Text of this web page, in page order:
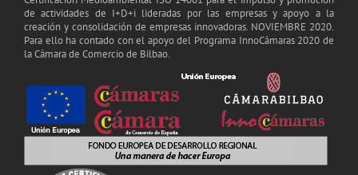
de actividades de I+D+i lideradas por las empresas y apoyo a la
creación y consolidación de empresas innovadoras. NOVIEMBRE 2020.
Para ello ha contado con el apoyo del Programa InnoCámaras 2020 de
la Cámara de Comercio de Bilbao.